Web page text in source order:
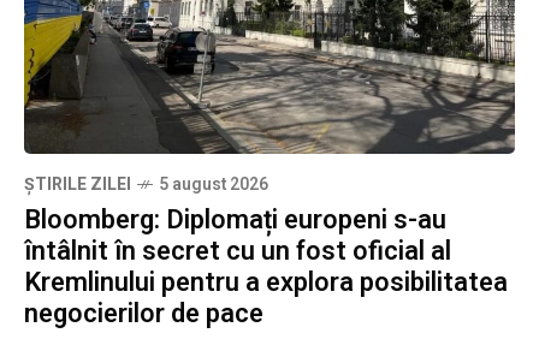
ȘTIRILE ZILEI 5 august 2026
Bloomberg: Diplomați europeni s-au
întâlnit în secret cu un fost oficial al
Kremlinului pentru a explora posibilitatea
negocierilor de pace